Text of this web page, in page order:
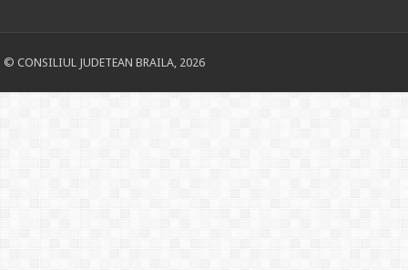
© CONSILIUL JUDETEAN BRAILA, 2026